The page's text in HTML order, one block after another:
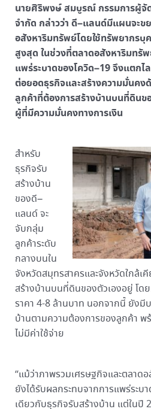
นายศิริพงษ์ สมบูรณ์ กรรมการผู้จั
จำกัด กล่าวว่า ดี–แลนด์มีแผนจะข
อสังหาริมทรัพย์โดยใช้ทรัพยากรบุ
สูงสุด ในช่วงที่ตลาดอสังหาริมทรั
แพร่ระบาดของโควิด–19 จึงแตกไ
ต่อยอดธุรกิจและสร้างความมั่นคง
ลูกค้าที่ต้องการสร้างบ้านบนที่ดินข
ผู้ที่มีความมั่นคงทางการเงิน
สำหรับ
ธุรกิจรับ
สร้างบ้าน
ของดี–
แลนด์ จะ
จับกลุ่ม
ลูกค้าระดับ
กลางบนใน
จังหวัดสมุทรสาครและจังหวัดใกล้เ
สร้างบ้านบนที่ดินของตัวเองอยู่ โด
ราคา 4-8 ล้านบาท นอกจากนี้ ยังมี
บ้านตามความต้องการของลูกค้า พ
ไม่มีค่าใช้จ่าย
“แม้ว่าภาพรวมเศรษฐกิจและตลาด
ยังได้รับผลกระทบจากการแพร่ระบ
เดียวกับธุรกิจรับสร้างบ้าน แต่ในปี